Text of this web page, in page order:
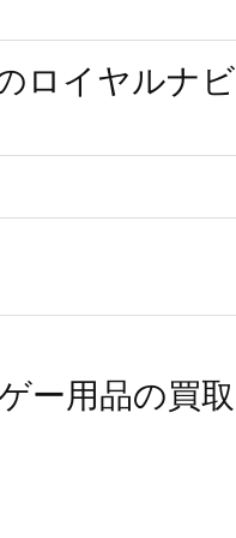
ロイヤルナビ
ー用品の買取